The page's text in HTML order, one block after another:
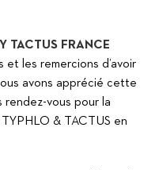
TACTUS FRANCE
les remercions d’avoir
avons apprécié cette
vous pour la
& TACTUS en